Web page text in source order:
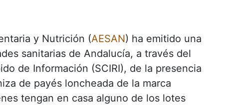
y Nutrición (AESAN) ha emitido una
sanitarias de Andalucía, a través del
de Información (SCIRI), de la presencia
de payés loncheada de la marca
tengan en casa alguno de los lotes